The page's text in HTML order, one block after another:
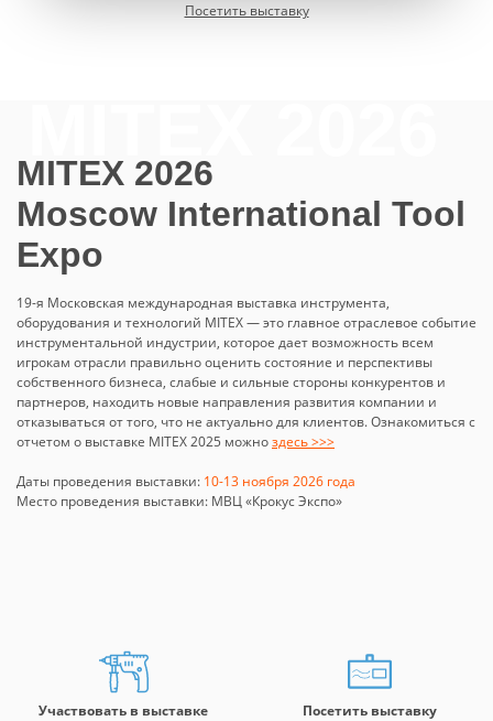
Посетить выставку
MITEX 2026
Moscow International Tool
Expo
19-я Московская международная выставка инструмента,
оборудования и технологий MITEX — это главное отраслевое событие
инструментальной индустрии, которое дает возможность всем
игрокам отрасли правильно оценить состояние и перспективы
собственного бизнеса, слабые и сильные стороны конкурентов и
партнеров, находить новые направления развития компании и
отказываться от того, что не актуально для клиентов. Ознакомиться с
отчетом о выставке MITEX 2025 можноздесь >>>
Даты проведения выставки: 10-13 ноября 2026 года
Место проведения выставки: МВЦ «Крокус Экспо»
Участвовать в выставке Посетить выставку